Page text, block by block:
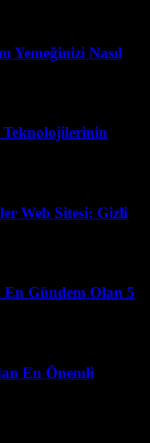
Yemeğinizi Nasıl
Teknolojilerinin
Web Sitesi: Gizli
Gündem Olan 5
En Önemli